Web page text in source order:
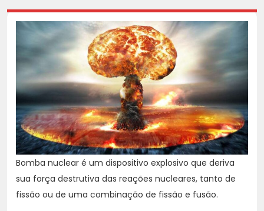
Bomba nuclear é um dispositivo explosivo que deriva
sua força destrutiva das reações nucleares, tanto de
fissão ou de uma combinação de fissão e fusão.